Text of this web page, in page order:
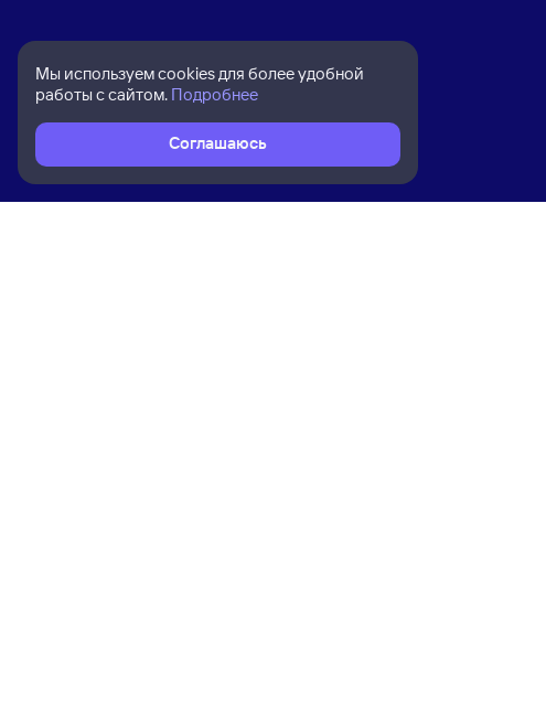
Мы используем cookies для более удобной
работы с сайтом. Подробнее
Соглашаюсь